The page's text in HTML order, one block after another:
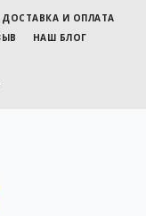
ДОСТАВКА И ОПЛАТА
НАШ БЛОГ